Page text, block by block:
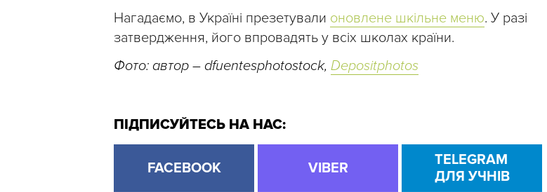
Нагадаємо, в Україні презетували оновлене шкільне меню. У разі
затвердження, його впровадять у всіх школах країни.
Фото: автор – dfuentesphotostock, Depositphotos
ПІДПИСУЙТЕСЬ НА НАС:
FACEBOOK VIBER
TELEGRAM
ДЛЯ УЧНІВ